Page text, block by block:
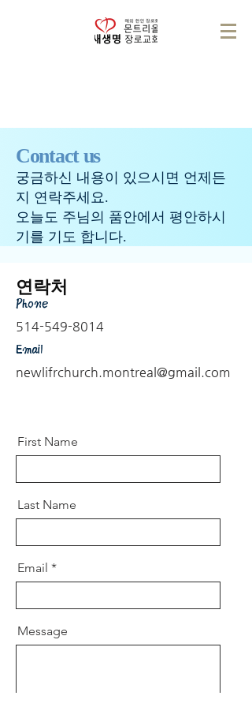
​Contact us
궁금하신 내용이 있으시면 언제든
지 연락주세요.
오늘도 주님의 품안에서 평안하시
기를 기도 합니다.
연락처
Phone
514-549-8014
Email
newlifrchurch.montreal@gmail.com
First Name
Last Name
Email
Message